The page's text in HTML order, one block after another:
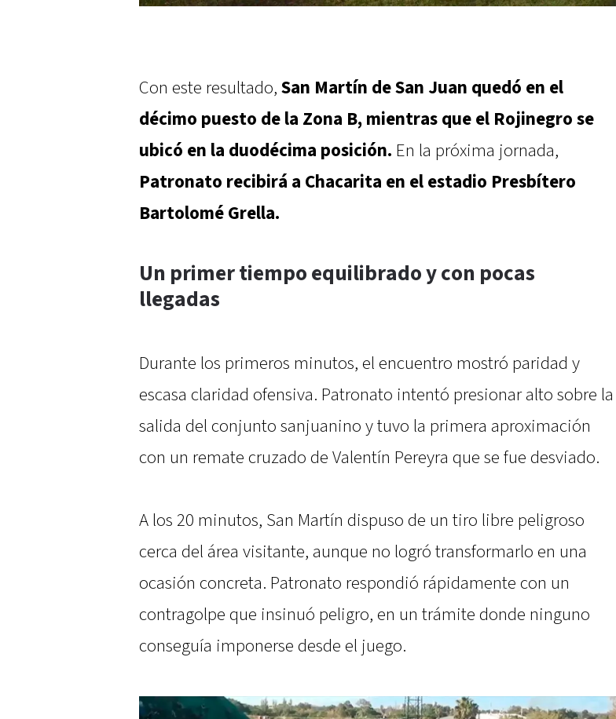
Con este resultado, San Martín de San Juan quedó en el
décimo puesto de la Zona B, mientras que el Rojinegro se
ubicó en la duodécima posición. En la próxima jornada,
Patronato recibirá a Chacarita en el estadio Presbítero
Bartolomé Grella.
Un primer tiempo equilibrado y con pocas
llegadas
Durante los primeros minutos, el encuentro mostró paridad y
escasa claridad ofensiva. Patronato intentó presionar alto sobre la
salida del conjunto sanjuanino y tuvo la primera aproximación
con un remate cruzado de Valentín Pereyra que se fue desviado.
A los 20 minutos, San Martín dispuso de un tiro libre peligroso
cerca del área visitante, aunque no logró transformarlo en una
ocasión concreta. Patronato respondió rápidamente con un
contragolpe que insinuó peligro, en un trámite donde ninguno
conseguía imponerse desde el juego.